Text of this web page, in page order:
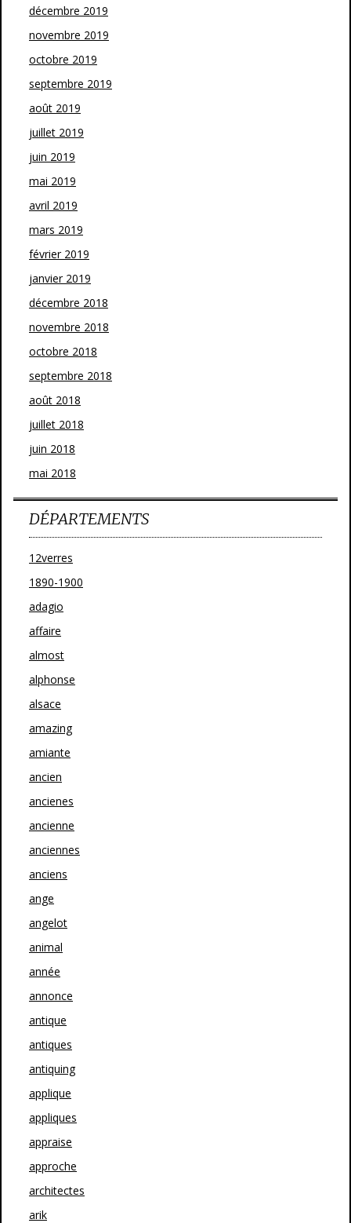
décembre 2019
novembre 2019
octobre 2019
septembre 2019
août 2019
juillet 2019
juin 2019
mai 2019
avril 2019
mars 2019
février 2019
janvier 2019
décembre 2018
novembre 2018
octobre 2018
septembre 2018
août 2018
juillet 2018
juin 2018
mai 2018
DÉPARTEMENTS
12verres
1890-1900
adagio
affaire
almost
alphonse
alsace
amazing
amiante
ancien
ancienes
ancienne
anciennes
anciens
ange
angelot
animal
année
annonce
antique
antiques
antiquing
applique
appliques
appraise
approche
architectes
arik